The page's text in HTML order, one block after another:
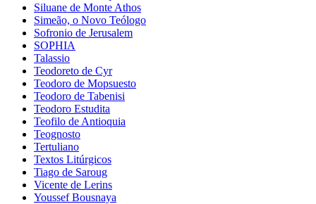
Siluane de Monte Athos
Simeão, o Novo Teólogo
Sofronio de Jerusalem
SOPHIA
Talassio
Teodoreto de Cyr
Teodoro de Mopsuesto
Teodoro de Tabenisi
Teodoro Estudita
Teofilo de Antioquia
Teognosto
Tertuliano
Textos Litúrgicos
Tiago de Saroug
Vicente de Lerins
Youssef Bousnaya